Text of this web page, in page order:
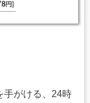
手がける、24時